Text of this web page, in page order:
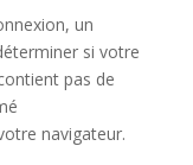
un
si votre
pas de
navigateur.